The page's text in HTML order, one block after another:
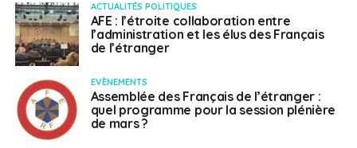
ACTUALITÉS POLITIQUES
AFE : l’étroite collaboration entre
l’administration et les élus des Français
de l’étranger
EVÈNEMENTS
Assemblée des Français de l’étranger :
quel programme pour la session plénière
de mars ?